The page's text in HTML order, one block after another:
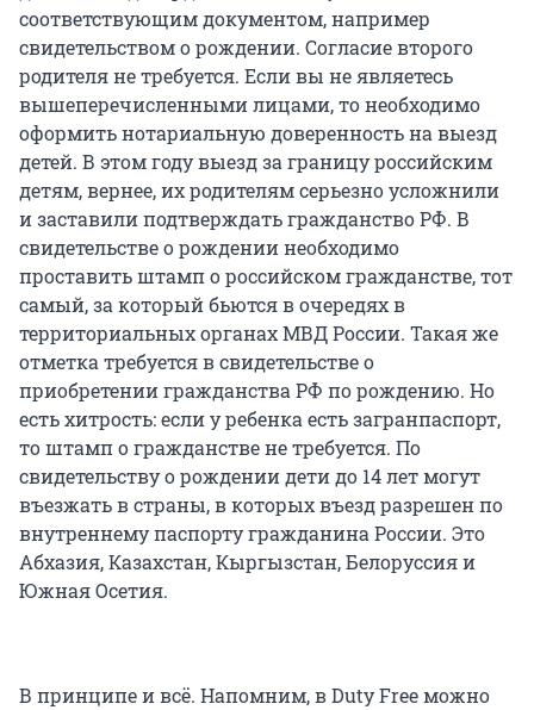
соответствующим документом, например
свидетельством о рождении. Согласие второго
родителя не требуется. Если вы не являетесь
вышеперечисленными лицами, то необходимо
оформить нотариальную доверенность на выезд
детей. В этом году выезд за границу российским
детям, вернее, их родителям серьезно усложнили
и заставили подтверждать гражданство РФ. В
свидетельстве о рождении необходимо
проставить штамп о российском гражданстве, тот
самый, за который бьются в очередях в
территориальных органах МВД России. Такая же
отметка требуется в свидетельстве о
приобретении гражданства РФ по рождению. Но
есть хитрость: если у ребенка есть загранпаспорт,
то штамп о гражданстве не требуется. По
свидетельству о рождении дети до 14 лет могут
въезжать в страны, в которых въезд разрешен по
внутреннему паспорту гражданина России. Это
Абхазия, Казахстан, Кыргызстан, Белоруссия и
Южная Осетия.
В принципе и всё. Напомним, в Duty Free можно